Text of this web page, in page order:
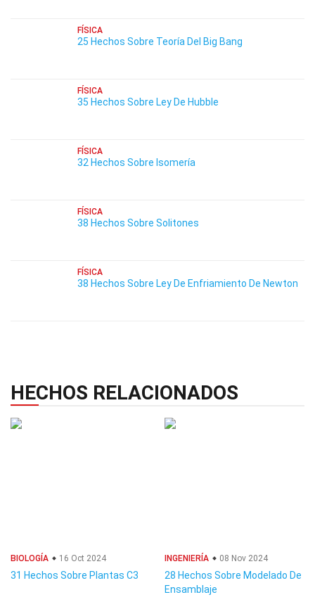
FÍSICA
25 Hechos Sobre Teoría Del Big Bang
FÍSICA
35 Hechos Sobre Ley De Hubble
FÍSICA
32 Hechos Sobre Isomería
FÍSICA
38 Hechos Sobre Solitones
FÍSICA
38 Hechos Sobre Ley De Enfriamiento De Newton
HECHOS RELACIONADOS
BIOLOGÍA 16 Oct 2024
31 Hechos Sobre Plantas C3
INGENIERÍA 08 Nov 2024
28 Hechos Sobre Modelado De
Ensamblaje